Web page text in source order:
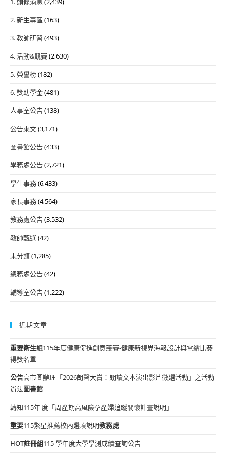
2. 新生專區 (163)
3. 教師研習 (493)
4. 活動&競賽(2,630)
5. 榮譽榜(182)
6. 獎助學金(481)
人事室公告(138)
公告來文(3,171)
圖書館公告(433)
學務處公告(2,721)
學生事務(6,433)
家長事務(4,564)
教務處公告(3,532)
教師甄選(42)
未分類(1,285)
總務處公告(42)
輔導室公告(1,222)
近期文章
重要衛生組115年度健康促進創意競賽-健康新視界海報設計與電繪比賽
得獎名單
公告高市圖辦理「2026朗聲大賞：朗讀文本演出影片徵選活動」之活動
辦法圖書館
轉知115年 度「周產期高風險孕產婦追蹤關懷計畫說明」
重要115繁星推薦校內選填說明教務處
HOT註冊組115 學年度大學學測成績查詢公告